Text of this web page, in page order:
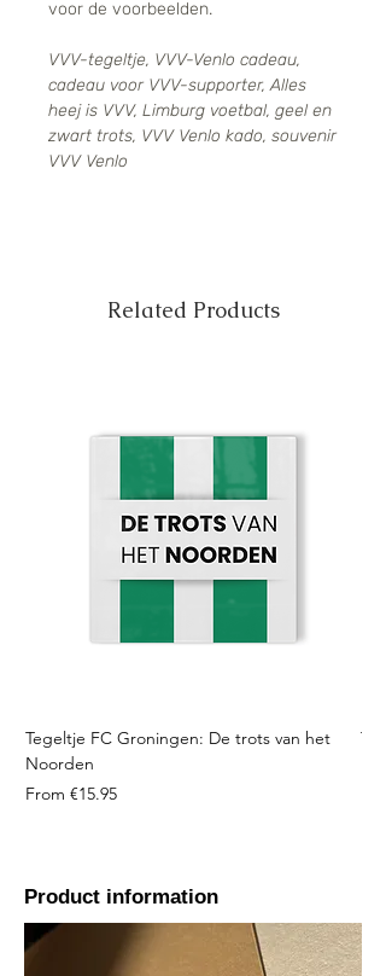
voor de voorbeelden.
VVV-tegeltje, VVV-Venlo cadeau,
cadeau voor VVV-supporter, Alles
heej is VVV, Limburg voetbal, geel en
zwart trots, VVV Venlo kado, souvenir
VVV Venlo
Related Products
Tegeltje FC Groningen: De trots van het
Noorden
From €15.95
Sale Price
Product information